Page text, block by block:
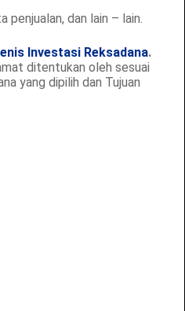
dan lain – lain.
Investasi Reksadana.
ditentukan oleh sesuai
yang dipilih dan Tujuan